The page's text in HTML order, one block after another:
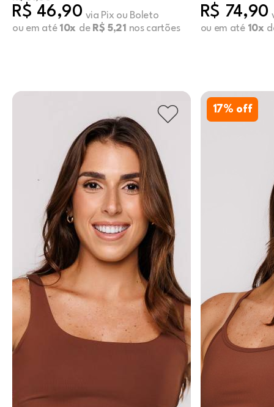
R$ 46,90 via Pix ou Boleto
ou em até 10x de R$ 5,21 nos cartões
R$ 74,90
ou em até 10x
17% off